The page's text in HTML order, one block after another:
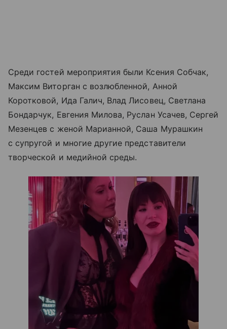
Среди гостей мероприятия были Ксения Собчак,
Максим Виторган с возлюбленной, Анной
Коротковой, Ида Галич, Влад Лисовец, Светлана
Бондарчук, Евгения Милова, Руслан Усачев, Сергей
Мезенцев с женой Марианной, Саша Мурашкин
с супругой и многие другие представители
творческой и медийной среды.